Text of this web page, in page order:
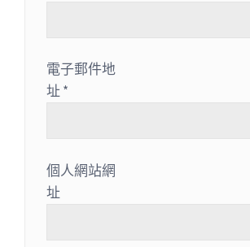
電子郵件地
址 *
個人網站網
址